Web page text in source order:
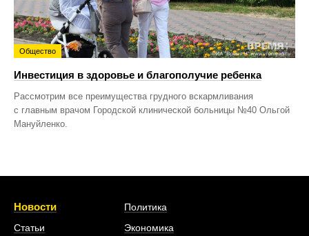
Общество
Инвестиция в здоровье и благополучие ребенка
Рассмотрим все преимущества грудного вскармливания
с главным врачом Городской клинической больницы №40 Ольгой
Мануйленко.
Новости
Статьи
Политика
Экономика